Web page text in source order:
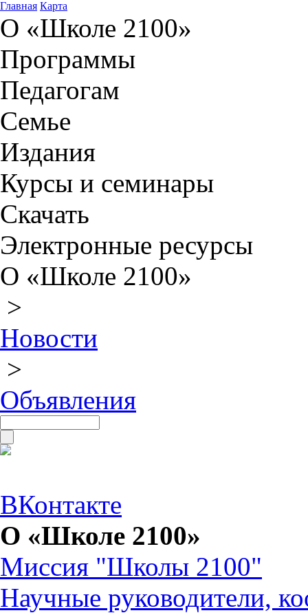
Главная Карта
О «Школе 2100»
Программы
Педагогам
Семье
Издания
Курсы и семинары
Скачать
Электронные ресурсы
О «Школе 2100»
>
Новости
>
Объявления
ВКонтакте
О «Школе 2100»
Миссия "Школы 2100"
Научные руководители,